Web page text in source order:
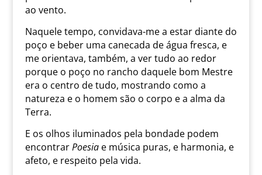
ao vento.
Naquele tempo, convidava-me a estar diante do
poço e beber uma canecada de água fresca, e
me orientava, também, a ver tudo ao redor
porque o poço no rancho daquele bom Mestre
era o centro de tudo, mostrando como a
natureza e o homem são o corpo e a alma da
Terra.
E os olhos iluminados pela bondade podem
encontrarPoesiae música puras, e harmonia, e
afeto, e respeito pela vida.